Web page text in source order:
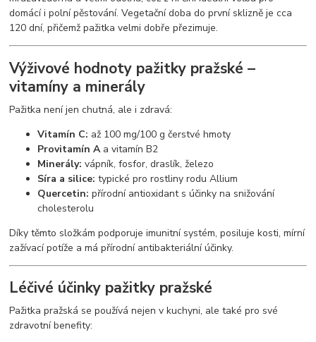
domácí i polní pěstování. Vegetační doba do první sklizně je cca
120 dní, přičemž pažitka velmi dobře přezimuje.
Výživové hodnoty pažitky pražské –
vitamíny a minerály
Pažitka není jen chutná, ale i zdravá:
Vitamín C: až 100 mg/100 g čerstvé hmoty
Provitamín Aa vitamín B2
Minerály: vápník, fosfor, draslík, železo
Síra a silice: typické pro rostliny rodu Allium
Quercetin: přírodní antioxidant s účinky na snižování
cholesterolu
Díky těmto složkám podporuje imunitní systém, posiluje kosti, mírní
zažívací potíže a má přírodní antibakteriální účinky.
Léčivé účinky pažitky pražské
Pažitka pražská se používá nejen v kuchyni, ale také pro své
zdravotní benefity: